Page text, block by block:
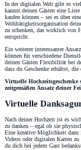
In der digitalen Welt gibt es
kannst deinen Gästen eine
kaufen können – sei es über
Wohltätigkeitsorganisation
zu schenken, das wirklich von
entspricht.
Ein weiterer interessanter
können für verschiedene
deinen Gästen Flexibilität bei
dass du Geschenke erhältst,
Virtuelle
zeitgemäßen Ansatz deiner
Virtuelle
Nach deiner Hochzeit ist es
zu danken – egal ob sie
Eine kreative Möglichkeit dazu
Videos oder digitalen Karten
du dich bei jedem Gast